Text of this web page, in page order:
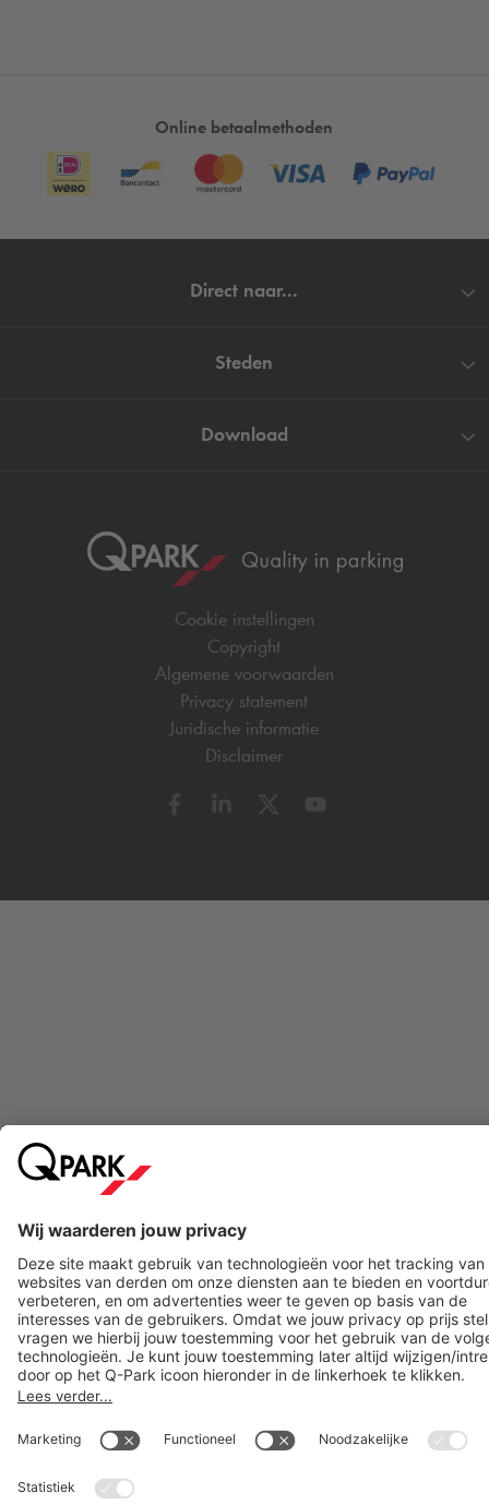
Online betaalmethoden
Direct naar...
Steden
Download
Cookie instellingen
Copyright
Algemene voorwaarden
Privacy statement
Juridische informatie
Disclaimer